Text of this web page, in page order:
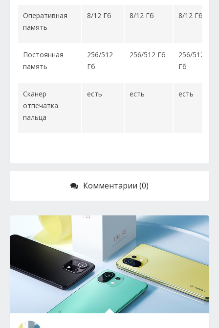
Оперативная
память
8/12 Гб 8/12 Гб 8/12 Гб
Постоянная
память
256/512
Гб
256/512 Гб
256/512
Гб
Сканер
отпечатка
пальца
есть есть есть
Комментарии (0)